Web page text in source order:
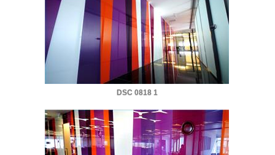
DSC 0818 1